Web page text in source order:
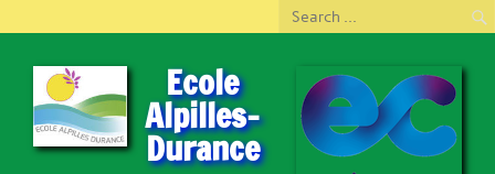
Ecole
Alpilles-
Durance